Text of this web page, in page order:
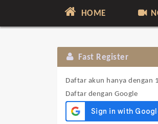
HOME
Fast Register
Daftar akun hanya dengan
Daftar dengan Google